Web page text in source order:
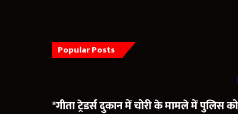
Popular Posts
*गीता ट्रेडर्स दुकान में चोरी के मामले में पुलिस